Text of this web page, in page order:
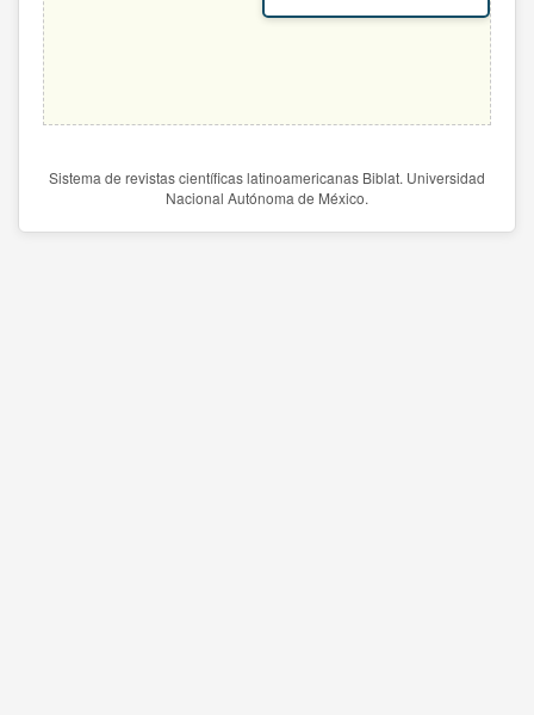
Sistema de revistas científicas latinoamericanas Biblat. Universidad
Nacional Autónoma de México.